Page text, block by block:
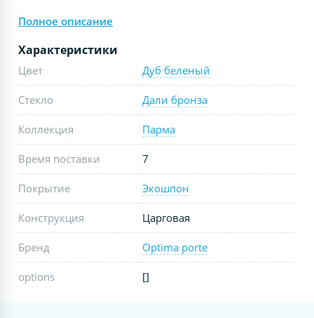
Полное описание
Характеристики
Цвет Дуб беленый
Стекло Дали бронза
Коллекция Парма
Время поставки 7
Покрытие Экошпон
Конструкция Царговая
Бренд Optima porte
options []